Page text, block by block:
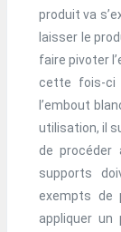
produit va
laisser le
faire pivoter
cette fois-ci
l’embout
utilisation, il
de procéder
supports
exempts de
appliquer un